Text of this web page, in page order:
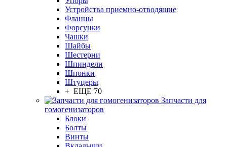
Устройства приемно-отводящие
Фланцы
Форсунки
Чашки
Шайбы
Шестерни
Шпиндели
Шпонки
Штуцеры
+ ЕЩЕ 70
Запчасти для
гомогенизаторов
Блоки
Болты
Винты